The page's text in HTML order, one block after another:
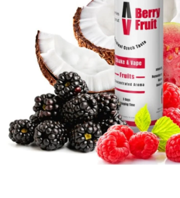
DÁRKOVÉ VOUCHERY
ATOMIZÉRY A CARTRIDGE
BATERIE A NABÍJEČKY
GRIPY & MODY
JEDNORÁZOVÉ A DOBÍJECÍ E-CIGARETY